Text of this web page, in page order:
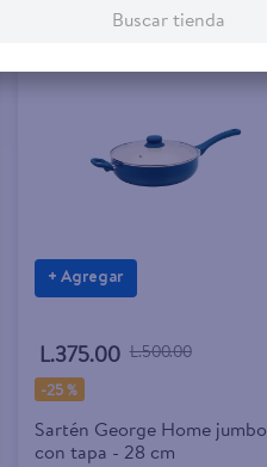
+ Agregar
L.375.00 L.500.00
-25 %
Sartén George Home jumbo
con tapa - 28 cm
Buscar tienda